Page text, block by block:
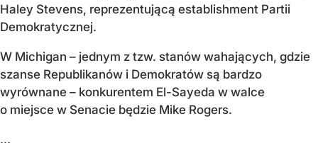
Haley Stevens, reprezentującą establishment Partii
Demokratycznej.
W Michigan – jednym z tzw. stanów wahających, gdzie
szanse Republikanów i Demokratów są bardzo
wyrównane – konkurentem El-Sayeda w walce
o miejsce w Senacie będzie Mike Rogers.
...